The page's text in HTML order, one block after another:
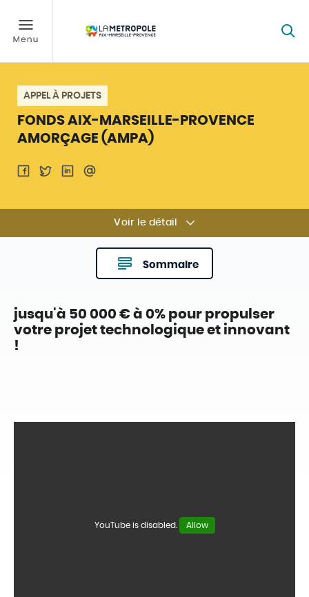
APPEL À PROJETS
FONDS AIX-MARSEILLE-PROVENCE
AMORÇAGE (AMPA)
Voir le détail
Sommaire
jusqu'à 50 000 € à 0% pour propulser
votre projet technologique et innovant
!
YouTube is disabled. Allow